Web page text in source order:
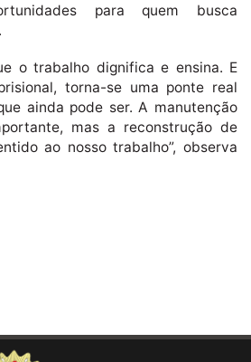
para quem busca
o trabalho dignifica e ensina. E
torna-se uma ponte real
ainda pode ser. A manutenção
mas a reconstrução de
ao nosso trabalho”, observa